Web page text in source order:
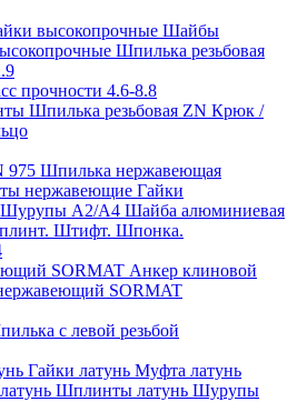
высокопрочные Шайбы
Шпилька резьбовая
прочности 4.6-8.8
Шпилька резьбовая ZN Крюк /
975 Шпилька нержавеющая
нержавеющие Гайки
Шурупы А2/А4 Шайба алюминиевая
Штифт. Шпонка.
SORMAT Анкер клиновой
SORMAT
с левой резьбой
Гайки латунь Муфта латунь
Шплинты латунь Шурупы